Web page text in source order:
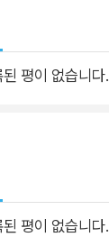
평이 없습니다.
평이 없습니다.